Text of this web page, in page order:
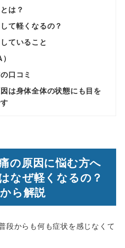
は？
て軽くなるの？
ていること
口コミ
は身体全体の状態にも目を
の原因に悩む方へ
なぜ軽くなるの？
ら解説
段からも何も症状を感じなくて